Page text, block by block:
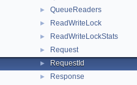
► QueueReaders
► ReadWriteLock
► ReadWriteLockStats
► Request
► RequestId
► Response